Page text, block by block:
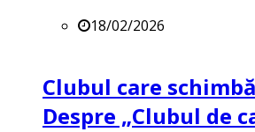
18/02/2026
Clubul care
Despre „Clubul de